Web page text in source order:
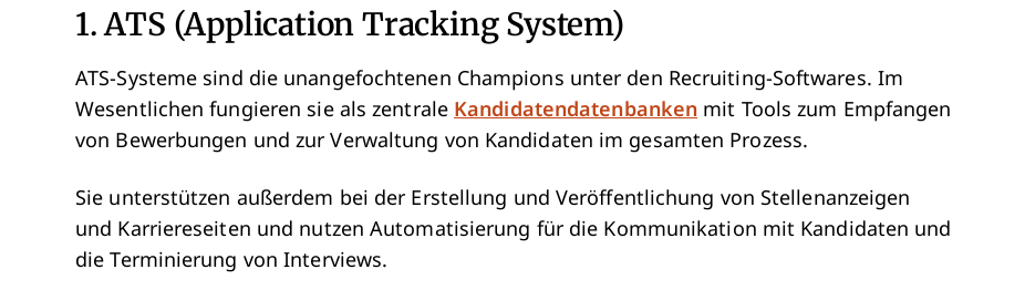
1. ATS (Application Tracking System)
ATS-Systeme sind die unangefochtenen Champions unter den Recruiting-Softwares. Im
Wesentlichen fungieren sie als zentrale Kandidatendatenbanken mit Tools zum Empfangen
von Bewerbungen und zur Verwaltung von Kandidaten im gesamten Prozess.
Sie unterstützen außerdem bei der Erstellung und Veröffentlichung von Stellenanzeigen
und Karriereseiten und nutzen Automatisierung für die Kommunikation mit Kandidaten und
die Terminierung von Interviews.